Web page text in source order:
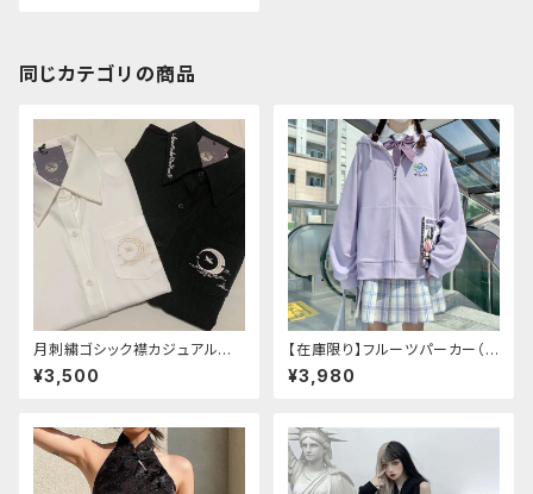
同じカテゴリの商品
月刺繍ゴシック襟カジュアルブラ
ウス(長袖)
¥3,500
【在庫限り】フルーツパーカー（ブ
ルべリ、ブドウ、キウイ、チェリー、
ぶどう
¥3,980